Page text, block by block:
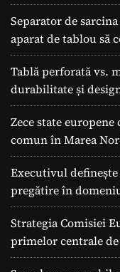
Separator de
aparat de tablou să
Tablă perforată vs.
durabilitate și
Zece state
comun în Marea
Executivul
pregătire în
Strategia Comisiei
primelor centrale